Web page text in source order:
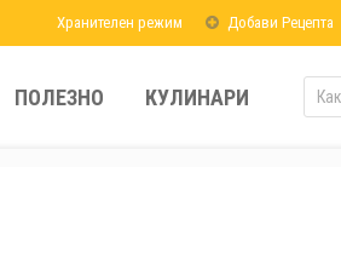
Хранителен режим Добави Рецепта
ПОЛЕЗНО КУЛИНАРИ